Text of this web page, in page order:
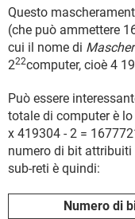
Questo
(che può ammettere
cui il nome di
222computer, cioè 4
Può essere
totale di computer è
x 419304 - 2 =
numero di bit attribuiti
sub-reti è quindi:
Numero di